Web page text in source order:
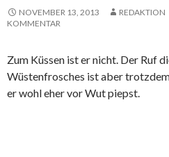
NOVEMBER 13, 2013 REDAKTION
KOMMENTAR
Zum Küssen ist er nicht. Der Ruf
Wüstenfrosches ist aber
er wohl eher vor Wut piepst.